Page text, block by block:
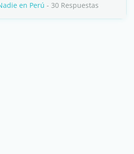
en Perú - 30 Respuestas